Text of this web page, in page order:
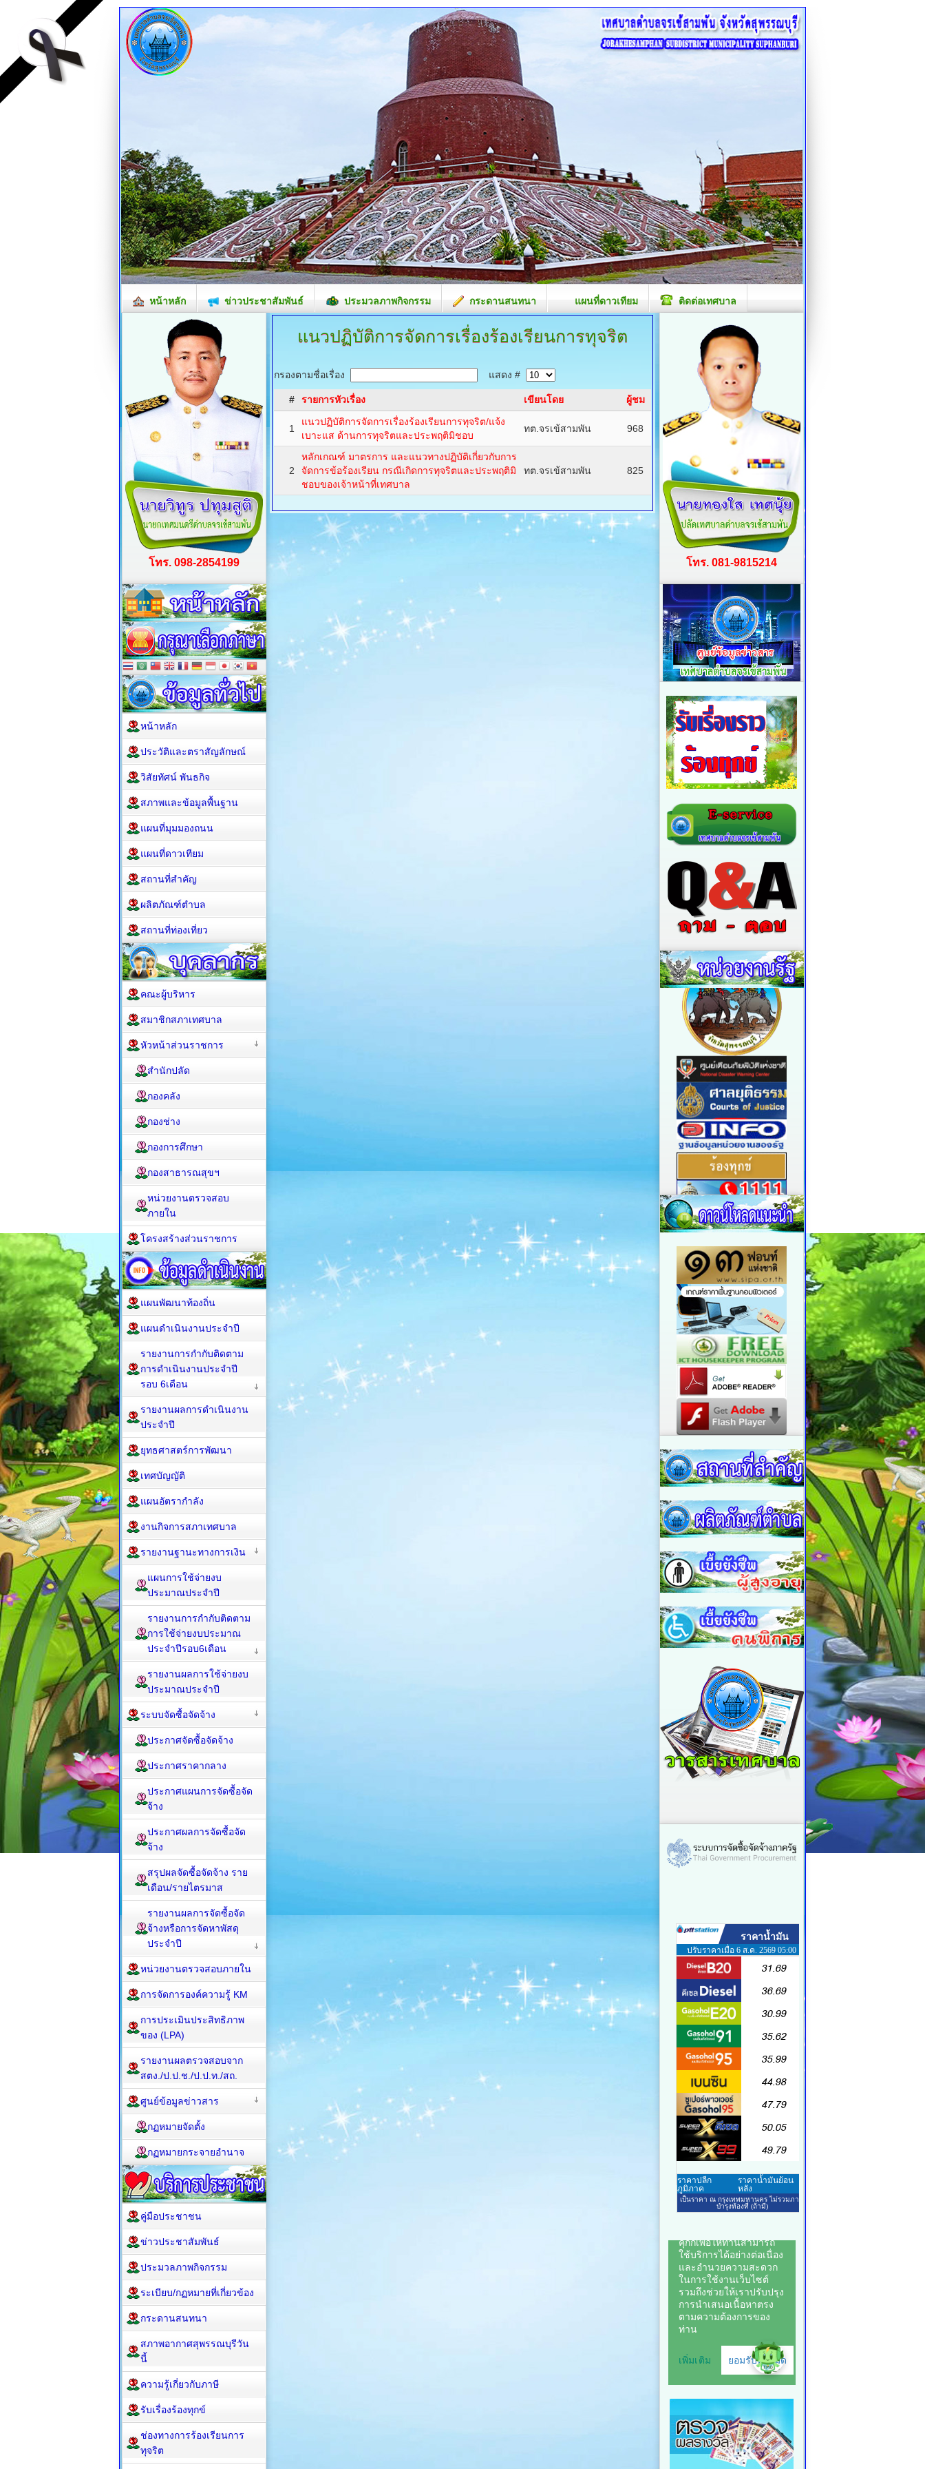
หน้าหลัก ข่าวประชาสัมพันธ์ ประมวลภาพกิจกรรม กระดานสนทนา แผนที่ดาวเทียม ติดต่อเทศบาล
แนวปฏิบัติการจัดการเรื่องร้องเรียนการทุจริต
กรองตามชื่อเรื่อง แสดง #
# รายการหัวเรื่อง เขียนโดย ผู้ชม
1
แนวปฏิบัติการจัดการเรื่องร้องเรียนการทุจริต/แจ้ง
เบาะแส ด้านการทุจริตและประพฤติมิชอบ
ทต.จรเข้สามพัน 968
2
หลักเกณฑ์ มาตรการ และแนวทางปฏิบัติเกี่ยวกับการ
จัดการข้อร้องเรียน กรณีเกิดการทุจริตและประพฤติมิ
ชอบของเจ้าหน้าที่เทศบาล
ทต.จรเข้สามพัน 825
โทร. 098-2854199
หน้าหลัก
ประวัติและตราสัญลักษณ์
วิสัยทัศน์ พันธกิจ
สภาพและข้อมูลพื้นฐาน
แผนที่มุมมองถนน
แผนที่ดาวเทียม
สถานที่สำคัญ
ผลิตภัณฑ์ตำบล
สถานที่ท่องเที่ยว
คณะผู้บริหาร
สมาชิกสภาเทศบาล
หัวหน้าส่วนราชการ
สำนักปลัด
กองคลัง
กองช่าง
กองการศึกษา
กองสาธารณสุขฯ
หน่วยงานตรวจสอบ
ภายใน
โครงสร้างส่วนราชการ
แผนพัฒนาท้องถิ่น
แผนดำเนินงานประจำปี
รายงานการกำกับติดตาม
การดำเนินงานประจำปี
รอบ 6เดือน
รายงานผลการดำเนินงาน
ประจำปี
ยุทธศาสตร์การพัฒนา
เทศบัญญัติ
แผนอัตรากำลัง
งานกิจการสภาเทศบาล
รายงานฐานะทางการเงิน
แผนการใช้จ่ายงบ
ประมาณประจำปี
รายงานการกำกับติดตาม
การใช้จ่ายงบประมาณ
ประจำปีรอบ6เดือน
รายงานผลการใช้จ่ายงบ
ประมาณประจำปี
ระบบจัดซื้อจัดจ้าง
ประกาศจัดซื้อจัดจ้าง
ประกาศราคากลาง
ประกาศแผนการจัดซื้อจัด
จ้าง
ประกาศผลการจัดซื้อจัด
จ้าง
สรุปผลจัดซื้อจัดจ้าง ราย
เดือน/รายไตรมาส
รายงานผลการจัดซื้อจัด
จ้างหรือการจัดหาพัสดุ
ประจำปี
หน่วยงานตรวจสอบภายใน
การจัดการองค์ความรู้ KM
การประเมินประสิทธิภาพ
ของ (LPA)
รายงานผลตรวจสอบจาก
สตง./ป.ป.ช./ป.ป.ท./สถ.
ศูนย์ข้อมูลข่าวสาร
กฏหมายจัดตั้ง
กฏหมายกระจายอำนาจ
คู่มือประชาชน
ข่าวประชาสัมพันธ์
ประมวลภาพกิจกรรม
ระเบียบ/กฏหมายที่เกี่ยวข้อง
กระดานสนทนา
สภาพอากาศสุพรรณบุรีวัน
นี้
ความรู้เกี่ยวกับภาษี
รับเรื่องร้องทุกข์
ช่องทางการร้องเรียนการ
ทุจริต
โทร. 081-9815214